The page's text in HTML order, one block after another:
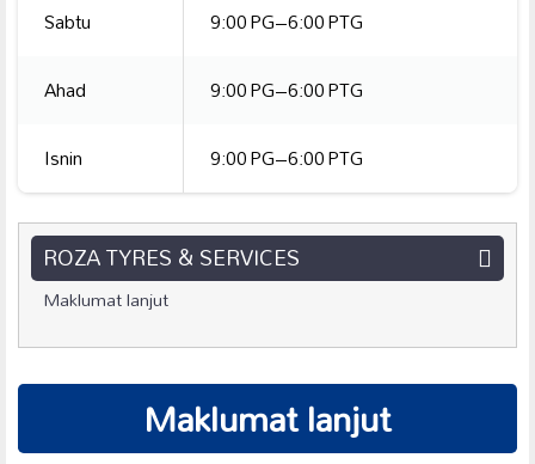
Sabtu
9:00 PG–6:00 PTG
Ahad
9:00 PG–6:00 PTG
Isnin
9:00 PG–6:00 PTG
ROZA TYRES & SERVICES
Maklumat lanjut
Maklumat lanjut